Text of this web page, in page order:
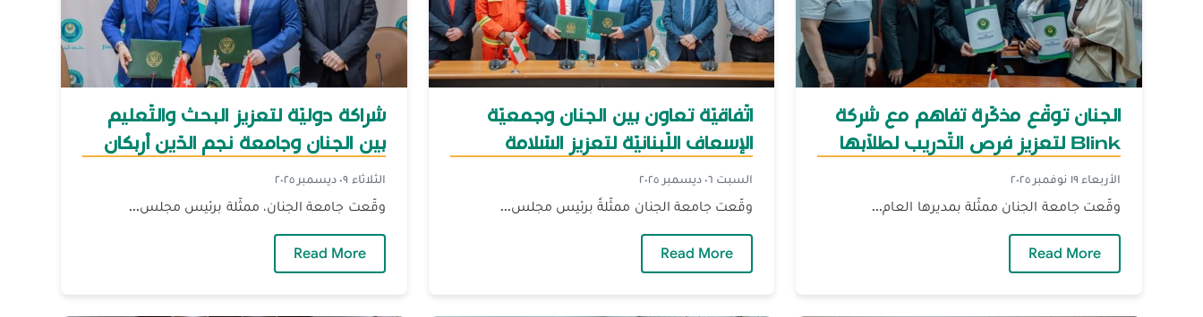
شراكة دوليّة لتعزيز البحث والتّعليم
بين الجنان وجامعة نجم الدّين أربكان
في تركيّا
الثلاثاء ٠٩ ديسمبر ٢٠٢٥
وقّعت جامعة الجنان، ممثّلة برئيس مجلس...
Read More
اتّفاقيّة تعاون بين الجنان وجمعيّة
الإسعاف اللّبنانيّة لتعزيز السّلامة
المجتمعيّة
السبت ٠٦ ديسمبر ٢٠٢٥
وقّعت جامعة الجنان ممثّلةً برئيس مجلس...
Read More— اتّفاقيّة تعاون بين الجنان وجمعيّة الإسعاف اللّبنانيّة لتعزيز السّلامة المجتمعيّة
الجنان توقّع مذكّرة تفاهم مع شركة
Blink لتعزيز فرص التّدريب لطلّابها
الأربعاء ١٩ نوفمبر ٢٠٢٥
وقّعت جامعة الجنان ممثّلة بمديرها العام...
Read More